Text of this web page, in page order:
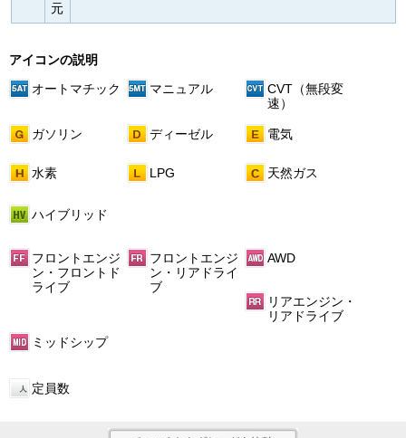
元
アイコンの説明
オートマチック
マニュアル
CVT（無段変
速）
ガソリン ディーゼル 電気
水素 LPG 天然ガス
ハイブリッド
フロントエンジ
ン・フロントド
ライブ
フロントエンジ
ン・リアドライ
ブ
AWD
リアエンジン・
リアドライブ
ミッドシップ
定員数